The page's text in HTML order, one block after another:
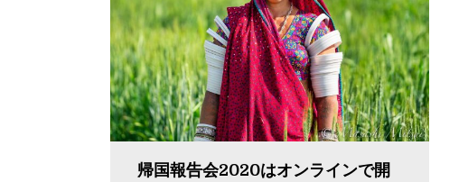
帰国報告会2020はオンラインで開